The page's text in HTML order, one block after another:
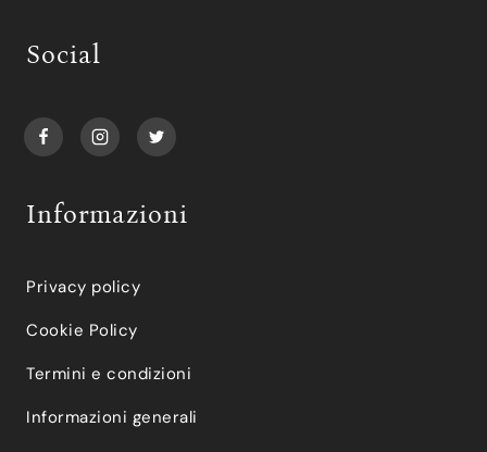
Social
Informazioni
Privacy policy
Cookie Policy
Termini e condizioni
Informazioni generali